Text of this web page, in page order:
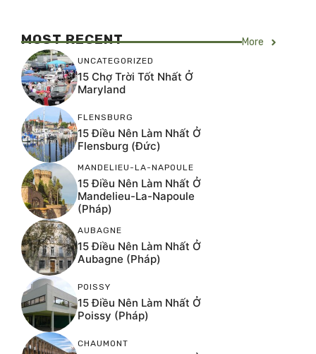
MOST RECENT More
UNCATEGORIZED
15 Chợ Trời Tốt Nhất Ở
Maryland
FLENSBURG
15 Điều Nên Làm Nhất Ở
Flensburg (Đức)
MANDELIEU-LA-NAPOULE
15 Điều Nên Làm Nhất Ở
Mandelieu-La-Napoule
(Pháp)
AUBAGNE
15 Điều Nên Làm Nhất Ở
Aubagne (Pháp)
POISSY
15 Điều Nên Làm Nhất Ở
Poissy (Pháp)
CHAUMONT